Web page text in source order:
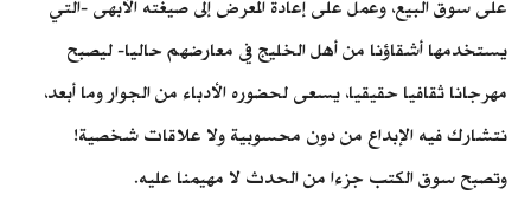
على سوق البيع، وعمل على إعادة المعرض إلى صيغته الأبهى -التي
يستخدمها أشقاؤنا من أهل الخليج في معارضهم حاليا- ليصبح
مهرجانا ثقافيا حقيقيا، يسعى لحضوره الأدباء من الجوار وما أبعد،
نتشارك فيه الإبداع من دون محسوبية ولا علاقات شخصية!
وتصبح سوق الكتب جزءا من الحدث لا مهيمنا عليه.